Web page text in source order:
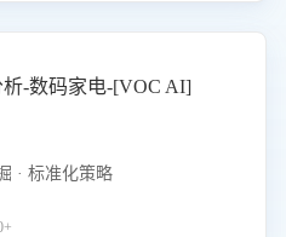
-数码家电-[VOC AI]
· 标准化策略